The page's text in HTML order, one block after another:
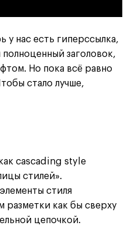
у нас есть гиперссылка,
заголовок,
Но пока всё равно
стало лучше,
cascading style
стилей».
стиля
разметки как бы сверху
цепочкой.